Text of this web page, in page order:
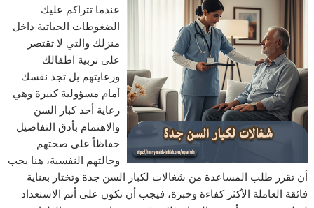
عندما تتراكم عليك
الضغوطات الحياتية داخل
منزلك والتي لا تقتصر
على تربية اطفالك
ورعايتهم بل تجد نفسك
أمام مسؤولية كبيرة وهي
رعاية أحد كبار السن
والاهتمام بأدق التفاصيل
حفاظاً على صحتهم
وحالتهم النفسية، هنا يجب
أن تقرر طلب المساعدة من شغالات لكبار السن جدة وتختار بعناية
فائقة العاملة الأكثر كفاءة وخبرة، فيجب أن تكون على أتم الاستعداد